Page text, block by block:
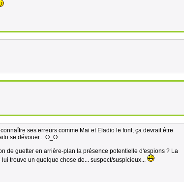
ses erreurs comme Mai et Eladio le font, ça devrait être
se dévouer... O_O
de guetter en arrière-plan la présence potentielle d'espions ? La
trouve un quelque chose de... suspect/suspicieux...